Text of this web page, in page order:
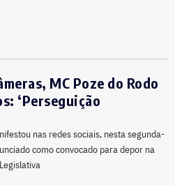
MC Poze do Rodo
‘Perseguição
nas redes sociais, nesta segunda-
como convocado para depor na